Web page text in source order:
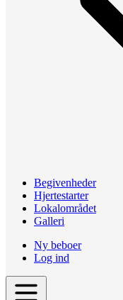
Begivenheder
Hjertestarter
Lokalområdet
Galleri
Ny beboer
Log ind